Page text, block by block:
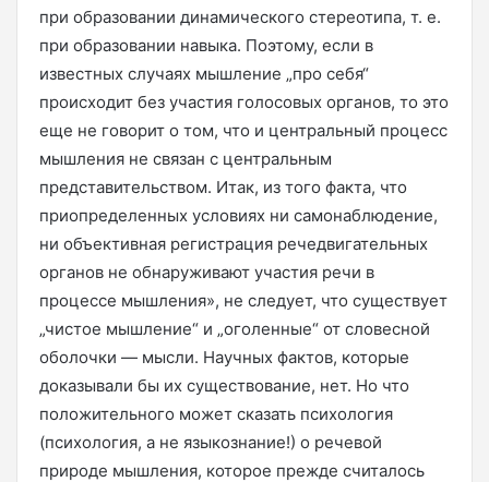
при образовании динамического стереотипа, т. е.
при образовании навыка. Поэтому, если в
известных случаях мышление „про себя“
происходит без участия голосовых органов, то это
еще не говорит о том, что и центральный процесс
мышления не связан с центральным
представительством. Итак, из того факта, что
приопределенных условиях ни самонаблюдение,
ни объективная регистрация речедвигательных
органов не обнаруживают участия речи в
процессе мышления», не следует, что существует
„чистое мышление“ и „оголенные“ от словесной
оболочки — мысли. Научных фактов, которые
доказывали бы их существование, нет. Но что
положительного может сказать психология
(психология, а не языкознание!) о речевой
природе мышления, которое прежде считалось